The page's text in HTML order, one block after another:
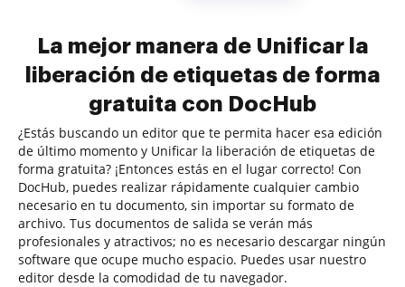
La mejor manera de Unificar la
liberación de etiquetas de forma
gratuita con DocHub
¿Estás buscando un editor que te permita hacer esa edición
de último momento y Unificar la liberación de etiquetas de
forma gratuita? ¡Entonces estás en el lugar correcto! Con
DocHub, puedes realizar rápidamente cualquier cambio
necesario en tu documento, sin importar su formato de
archivo. Tus documentos de salida se verán más
profesionales y atractivos; no es necesario descargar ningún
software que ocupe mucho espacio. Puedes usar nuestro
editor desde la comodidad de tu navegador.